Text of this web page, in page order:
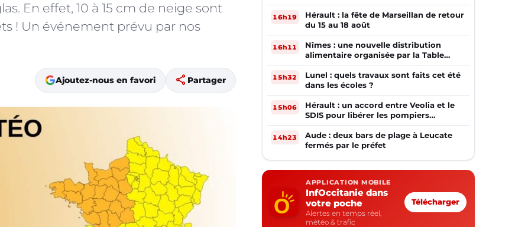
En effet, 10 à 15 cm de neige sont
! Un événement prévu par nos
Ajoutez-nous en favori share Partager
16h19
Hérault : la fête de Marseillan de retour
du 15 au 18 août
16h11
Nîmes : une nouvelle distribution
alimentaire organisée par la Table
Ouverte
15h32
Lunel : quels travaux sont faits cet été
dans les écoles ?
15h06
Hérault : un accord entre Veolia et le
SDIS pour libérer les pompiers
volontaires
14h23
Aude : deux bars de plage à Leucate
fermés par le préfet
APPLICATION MOBILE
InfOccitanie dans
votre poche
Alertes en temps réel,
météo & trafic
Télécharger